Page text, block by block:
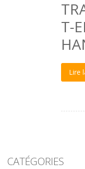
T-
Lire
CATÉGORIES